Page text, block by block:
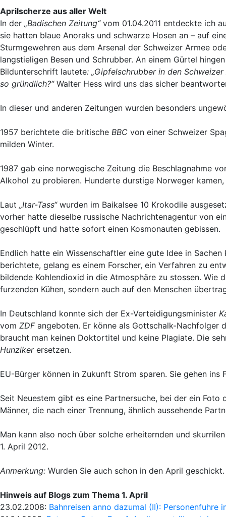
Aprilscherze aus aller Welt
In der „Badischen Zeitung“vom 01.04.2011 entdeckte ich
sie hatten blaue Anoraks und schwarze Hosen an – auf
Sturmgewehren aus dem Arsenal der Schweizer Armee
langstieligen Besen und Schrubber. An einem Gürtel
Bildunterschrift lautete: „Gipfelschrubber in den
so gründlich?“Walter Hess wird uns das sicher
In dieser und anderen Zeitungen wurden besonders
1957 berichtete die britische BBC von einer Schweizer
milden Winter.
1987 gab eine norwegische Zeitung die Beschlagnahme
Alkohol zu probieren. Hunderte durstige Norweger
Laut „Itar-Tass“wurden im Baikalsee 10 Krokodile
vorher hatte dieselbe russische Nachrichtenagentur von
geschlüpft und hatte sofort einen Kosmonauten gebissen.
Endlich hatte ein Wissenschaftler eine gute Idee in
berichtete, gelang es einem Forscher, ein Verfahren zu
bildende Kohlendioxid in die Atmosphäre zu stossen. Wie
furzenden Kühen, sondern auch auf den Menschen
In Deutschland konnte sich der Ex-Verteidigungsminister
vom ZDFangeboten. Er könne als Gottschalk-Nachfolger
braucht man keinen Doktortitel und keine Plagiate. Die
Hunzikerersetzen.
EU-Bürger können in Zukunft Strom sparen. Sie gehen
Seit Neuestem gibt es eine Partnersuche, bei der ein
Männer, die nach einer Trennung, ähnlich aussehende
Man kann also noch über solche erheiternden und
1. April 2012.
Anmerkung: Wurden Sie auch schon in den April
Hinweis auf Blogs zum Thema 1. April
23.02.2008: Bahnreisen anno dazumal (II): Personenfuhre